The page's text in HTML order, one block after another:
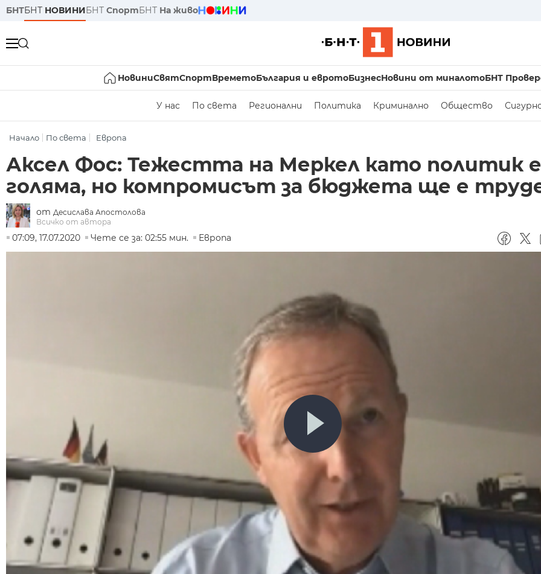
БНТБНТ НОВИНИБНТ СпортБНТ На живо
НовиниСвятСпортВреметоБългария и евротоБизнесНовини от миналотоБНТ
У нас По света Регионални Политика Криминално Общество
Начало По света Европа
Аксел Фоc: Тежестта на Меркел като политик е
голяма, но компромисът за бюджета ще е
от Десислава Апостолова
Всичко от автора
07:09, 17.07.2020
Чете се за: 02:55 мин. Европа